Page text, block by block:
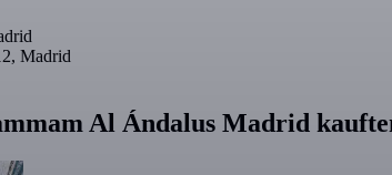
Madrid
Al Ándalus Madrid